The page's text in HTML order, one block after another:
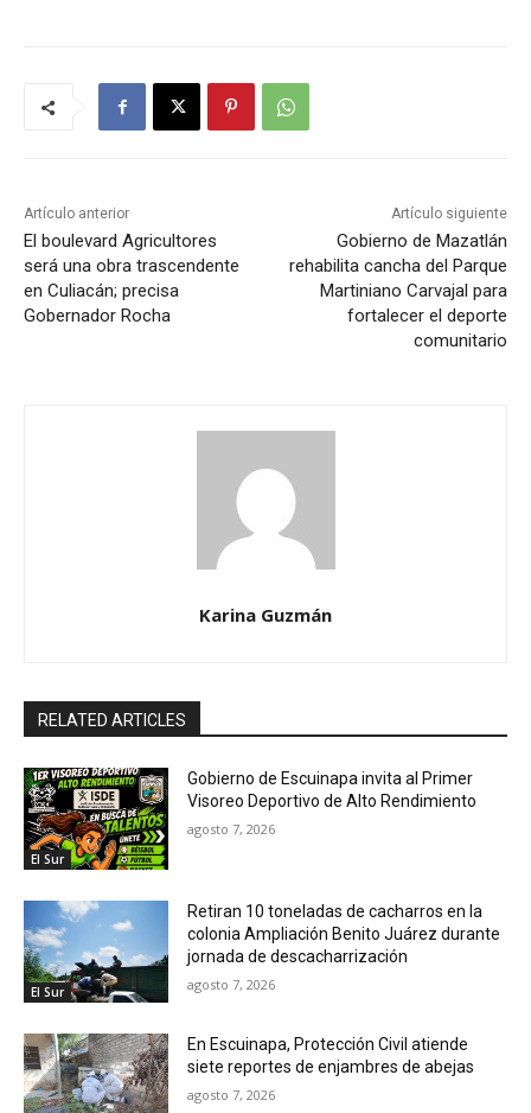
Artículo anterior
El boulevard Agricultores
será una obra trascendente
en Culiacán; precisa
Gobernador Rocha
Artículo siguiente
Gobierno de Mazatlán
rehabilita cancha del Parque
Martiniano Carvajal para
fortalecer el deporte
comunitario
Karina Guzmán
RELATED ARTICLES
El Sur
Gobierno de Escuinapa invita al Primer
Visoreo Deportivo de Alto Rendimiento
agosto 7, 2026
El Sur
Retiran 10 toneladas de cacharros en la
colonia Ampliación Benito Juárez durante
jornada de descacharrización
agosto 7, 2026
En Escuinapa, Protección Civil atiende
siete reportes de enjambres de abejas
agosto 7, 2026